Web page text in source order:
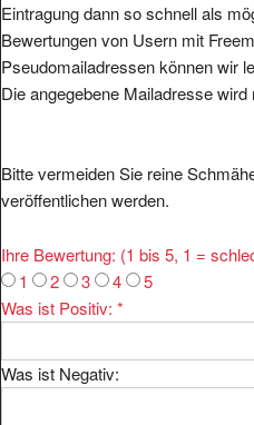
Eintragung dann so schnell als
Bewertungen von Usern mit
Pseudomailadressen können wir
Die angegebene Mailadresse
Bitte vermeiden Sie reine
veröffentlichen werden.
Ihre Bewertung: (1 bis 5, 1 =
1
2 3 4
5
Was ist Positiv: *
Was ist Negativ: